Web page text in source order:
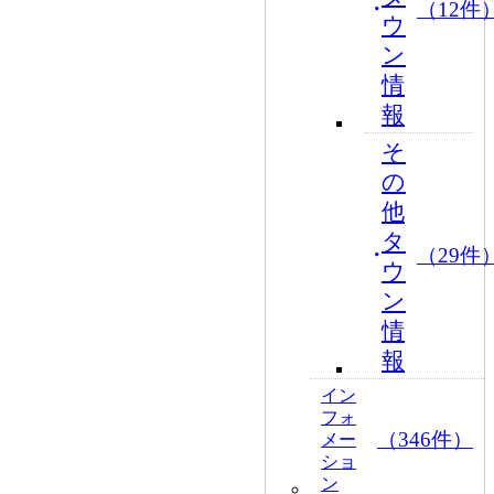
ウ
ン
情
報
（12件
そ
の
他
タ
ウ
ン
情
報
（29件
イン
フォ
メー
ショ
ン
（346件）